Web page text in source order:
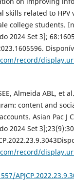
skills related to HPV
college students.
2024 Set 3];
record/
Almeida ABL, et
content and
Asian Pac J
2024 Set
record/